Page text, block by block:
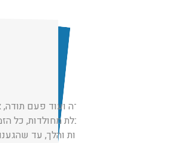
תודה תודה ועוד פעם
סובלת מחולדות, כל
מלכודות והלך, עד